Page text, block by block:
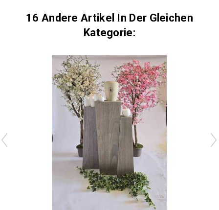
16 Andere Artikel In Der Gleichen
Kategorie: